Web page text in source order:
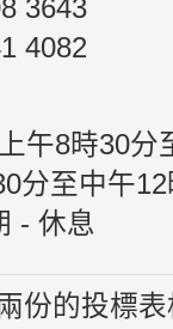
3643
4082
午8時30
分至中午
- 休息
份的投標